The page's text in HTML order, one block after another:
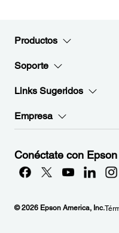
Productos
Soporte
Links Sugeridos
Empresa
Conéctate con Epson
© 2026 Epson America, Inc.